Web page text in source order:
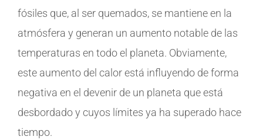
fósiles que, al ser quemados, se mantiene en la
atmósfera y generan un aumento notable de las
temperaturas en todo el planeta. Obviamente,
este aumento del calor está influyendo de forma
negativa en el devenir de un planeta que está
desbordado y cuyos límites ya ha superado hace
tiempo.